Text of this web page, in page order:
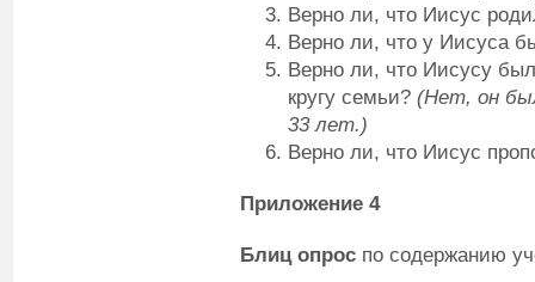
Верно ли, что Иисус
Верно ли, что у Иисуса
Верно ли, что Иисусу
кругу семьи? (Нет, он
33 лет.)
Верно ли, что Иисус
Приложение 4
Блиц опрос по содержанию